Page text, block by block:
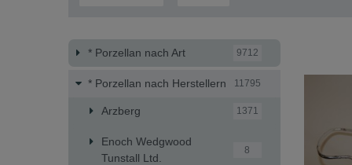
* Porzellan nach Art 9712
* Porzellan nach Herstellern 11795
Arzberg 1371
Enoch Wedgwood
Tunstall Ltd.
8